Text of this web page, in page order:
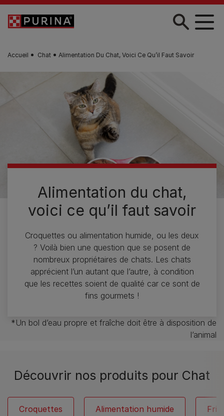
Skip to main content
Accueil Chat Alimentation Du Chat, Voici Ce Qu’il Faut Savoir
Alimentation du chat,
voici ce qu’il faut savoir
Croquettes ou alimentation humide, ou les deux
? Voilà bien une question que se posent de
nombreux propriétaires de chats. Les chats
apprécient l’un autant que l’autre, à condition
que les recettes soient de qualité car ce sont de
fins gourmets !
*Un bol d’eau propre et fraîche doit être à disposition de
l’animal
Découvrir nos produits pour Chat
Croquettes Alimentation humide